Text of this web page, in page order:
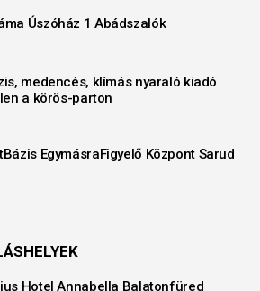
Úszóház 1 Abádszalók
medencés, klímás nyaraló kiadó
a körös-parton
EgymásraFigyelő Központ Sarud
Hotel Annabella Balatonfüred